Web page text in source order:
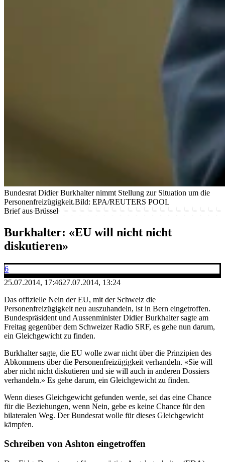
Bundesrat Didier Burkhalter nimmt Stellung zur Situation um die
Personenfreizügigkeit.Bild: EPA/REUTERS POOL
Brief aus Brüssel
Burkhalter: «EU will nicht nicht
diskutieren»
6
25.07.2014, 17:4627.07.2014, 13:24
Das offizielle Nein der EU, mit der Schweiz die
Personenfreizügigkeit neu auszuhandeln, ist in Bern eingetroffen.
Bundespräsident und Aussenminister Didier Burkhalter sagte am
Freitag gegenüber dem Schweizer Radio SRF, es gehe nun darum,
ein Gleichgewicht zu finden.
Burkhalter sagte, die EU wolle zwar nicht über die Prinzipien des
Abkommens über die Personenfreizügigkeit verhandeln. «Sie will
aber nicht nicht diskutieren und sie will auch in anderen Dossiers
verhandeln.» Es gehe darum, ein Gleichgewicht zu finden.
Wenn dieses Gleichgewicht gefunden werde, sei das eine Chance
für die Beziehungen, wenn Nein, gebe es keine Chance für den
bilateralen Weg. Der Bundesrat wolle für dieses Gleichgewicht
kämpfen.
Schreiben von Ashton eingetroffen